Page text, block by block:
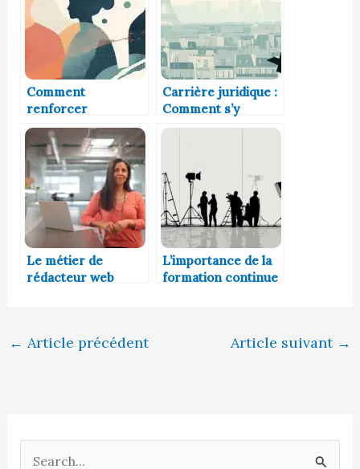
Comment
renforcer
l’engagement des
employés avec des
actions concrètes
Carrière juridique :
Comment s’y
préparer dès le
Le métier de
rédacteur web
L’importance de la
formation continue
l’audiovisuel
← Article précédent Article suivant →